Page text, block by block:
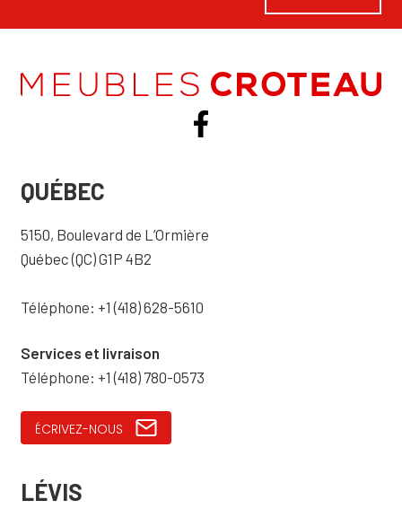
QUÉBEC
5150, Boulevard de L’Ormière
Québec (QC) G1P 4B2
Téléphone: +1 (418) 628-5610
Services et livraison
Téléphone: +1 (418) 780-0573
ÉCRIVEZ-NOUS
LÉVIS